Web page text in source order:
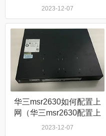
程管理怎么设置）
2023-12-07
华三msr2630如何配置上
网（华三msr2630配置上
网方法）
2023-12-07